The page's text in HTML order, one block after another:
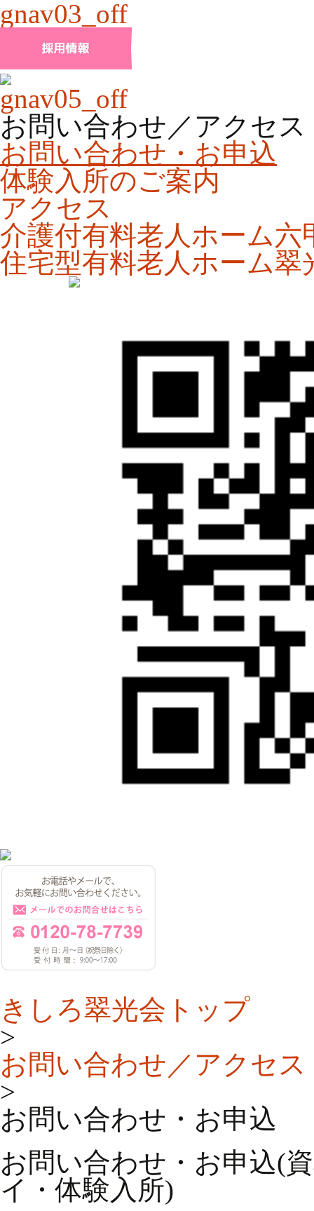
お問い合わせ／アクセス
お問い合わせ・お申込
体験入所のご案内
アクセス
介護付有料老人ホーム六
住宅型有料老人ホーム翠
きしろ翠光会トップ
>
お問い合わせ／アクセス
>
お問い合わせ・お申込
お問い合わせ・お申込(
イ・体験入所)